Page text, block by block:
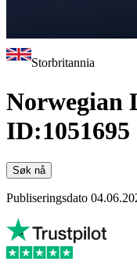
Storbritannia
Norwegian
ID:1051695
Søk nå
Publiseringsdato